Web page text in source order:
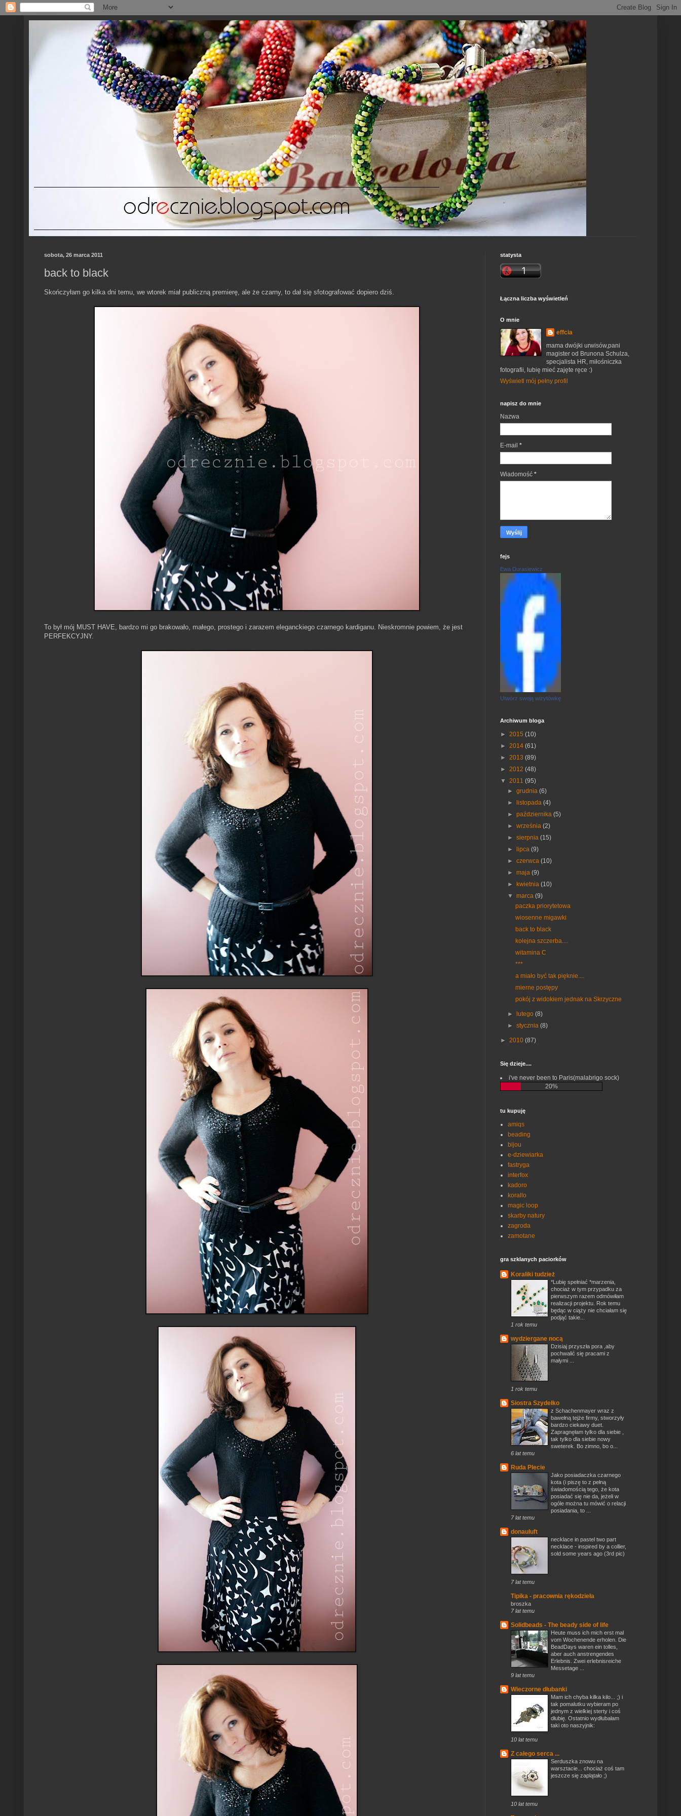
sobota, 26 marca 2011
back to black
Skończyłam go kilka dni temu, we wtorek miał publiczną premierę, ale że czarny, to dał się sfotografować dopiero dziś.
To był mój MUST HAVE, bardzo mi go brakowało, małego, prostego i zarazem eleganckiego czarnego kardiganu. Nieskromnie powiem, że jest
PERFEKCYJNY.
statysta
Łączna liczba wyświetleń
O mnie
effcia
mama dwójki urwisów,pani
magister od Brunona Schulza,
specjalista HR, miłośniczka
fotografii, lubię mieć zajęte ręce :)
Wyświetl mój pełny profil
napisz do mnie
Nazwa
E-mail *
Wiadomość *
fejs
Ewa Durasiewicz
Utwórz swoją wizytówkę
Archiwum bloga
► 2015 (10)
► 2014 (61)
► 2013 (89)
► 2012 (48)
▼ 2011 (95)
►grudnia(6)
►
listopada(4)
►października(5)
►września(2)
►sierpnia(15)
►
lipca(9)
►czerwca(10)
►maja(9)
►
kwietnia(10)
▼marca(9)
paczka priorytetowa
wiosenne migawki
back to black
kolejna szczerba....
witamina C
***
a miało być tak pięknie....
mierne postępy
pokój z widokiem jednak na Skrzyczne
► lutego(8)
►stycznia(8)
► 2010 (87)
Się dzieje....
i've never been to Paris(malabrigo sock)
20%
tu kupuję
amiqs
beading
bijou
e-dziewiarka
fastryga
interfox
kadoro
korallo
magic loop
skarby natury
zagroda
zamotane
gra szklanych paciorków
Koraliki tudzież
*Lubię spełniać *marzenia,
chociaż w tym przypadku za
pierwszym razem odmówiłam
realizacji projektu. Rok temu
będąc w ciąży nie chciałam się
podjąć takie...
1 rok temu
wydziergane nocą
Dzisiaj przyszła pora ,aby
pochwalić się pracami z
małymi ...
1 rok temu
Siostra Szydełko
z Schachenmayer wraz z
bawełną tejże firmy, stworzyły
bardzo ciekawy duet.
Zapragnęłam tylko dla siebie ,
tak tylko dla siebie nowy
sweterek. Bo zimno, bo o...
6 lat temu
Ruda Plecie
Jako posiadaczka czarnego
kota (i piszę to z pełną
świadomością tego, że kota
posiadać się nie da, jeżeli w
ogóle można tu mówić o relacji
posiadania, to ...
7 lat temu
donauluft
necklace in pastel two part
necklace - inspired by a collier,
sold some years ago (3rd pic)
7 lat temu
Tipika - pracownia rękodzieła
broszka
7 lat temu
Solidbeads - The beady side of life
Heute muss ich mich erst mal
vom Wochenende erholen. Die
BeadDays waren ein tolles,
aber auch anstrengendes
Erlebnis. Zwei erlebnisreiche
Messetage ...
9 lat temu
Wieczorne dłubanki
Mam ich chyba kilka kilo... ;) i
tak pomalutku wybieram po
jednym z wielkiej sterty i coś
dłubię. Ostatnio wydłubałam
taki oto naszyjnik:
10 lat temu
Z całego serca ...
Serduszka znowu na
warsztacie... chociaż coś tam
jeszcze się zaplątało ;)
10 lat temu